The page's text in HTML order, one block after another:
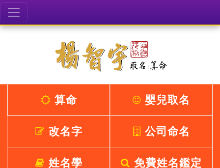
算命 嬰兒取名
改名字 公司命名
姓名學 免費姓名鑑定